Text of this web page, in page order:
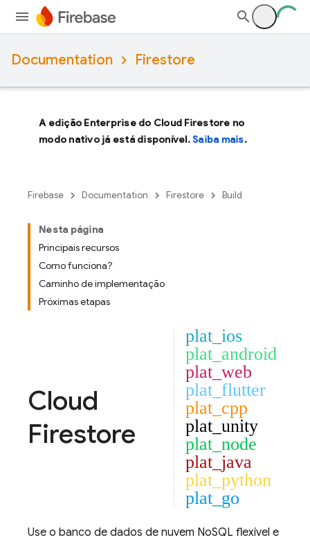
Documentation Firestore
A edição Enterprise do Cloud Firestore no
modo nativo já está disponível.Saiba mais.
Firebase Documentation Firestore Build
Nesta página
Principais recursos
Como funciona?
Caminho de implementação
Próximas etapas
Cloud
Firestore
plat_ios
plat_android
plat_web
plat_flutter
plat_cpp
plat_unity
plat_node
plat_java
plat_python
plat_go
Use o banco de dados de nuvem NoSQL flexível e